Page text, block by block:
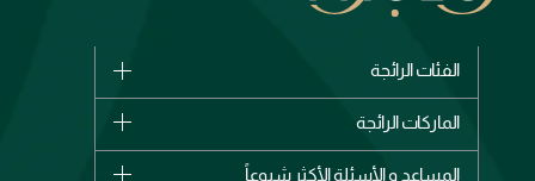
الفئات الرائجة
الأكثر مبيعاً
الماركات الرائجة
المساعد و الأسئلة الأكثر شيوعاً